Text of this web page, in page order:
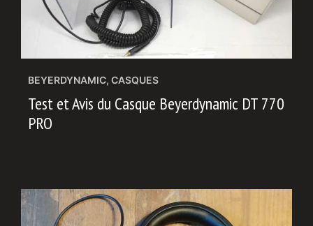
BEYERDYNAMIC, CASQUES
Test et Avis du Casque Beyerdynamic DT 770
PRO